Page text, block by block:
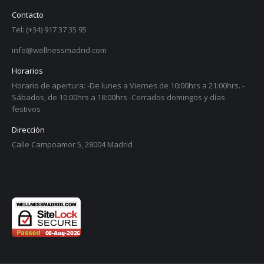
Contacto
Tel: (+34) 917 37 35 95
info@wellnessmadrid.com
Horarios
Horario de apertura: -De lunes a Viernes de 10:00hrs a 21:00hrs. -
Sábados, de 10:00hrs a 18:00hrs -Cerrados domingos y días
festivos
Dirección
Calle Campoamor 5, 28004 Madrid